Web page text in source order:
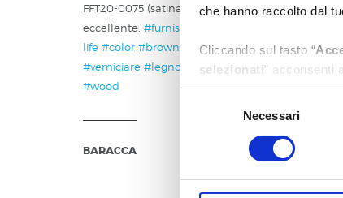
che hanno raccolto dal
Cliccando sul tasto “
selezionati” acconsenti
puoi vedere nel
gestire in maniera del
Necessari
FFT20-0075 (satinata). Risultato
eccellente. #furnishings
life #color #brown
#interior furniture
#verniciare #legno #interior #painting
#wood
BARACCA